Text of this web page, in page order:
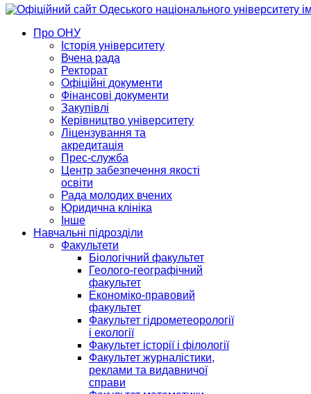
Про ОНУ
Історія університету
Вчена рада
Ректорат
Офіційні документи
Фінансові документи
Закупівлі
Керівництво університету
Ліцензування та
акредитація
Прес-служба
Центр забезпечення якості
освіти
Рада молодих вчених
Юридична клініка
Інше
Навчальні підрозділи
Факультети
Біологічний факультет
Геолого-географічний
факультет
Економіко-правовий
факультет
Факультет гідрометеорології
і екології
Факультет історії і філології
Факультет журналістики,
реклами та видавничої
справи